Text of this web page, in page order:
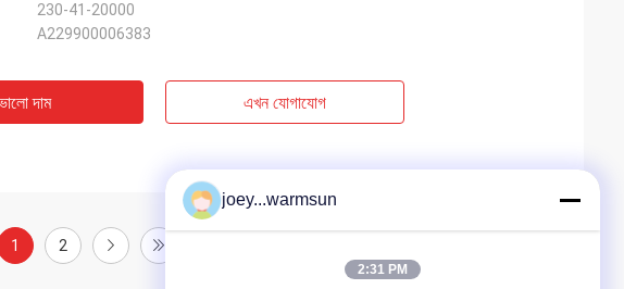
230-41-20000
A229900006383
দাম এখন যোগাযোগ
1 2
joey...warmsun
2:31 PM